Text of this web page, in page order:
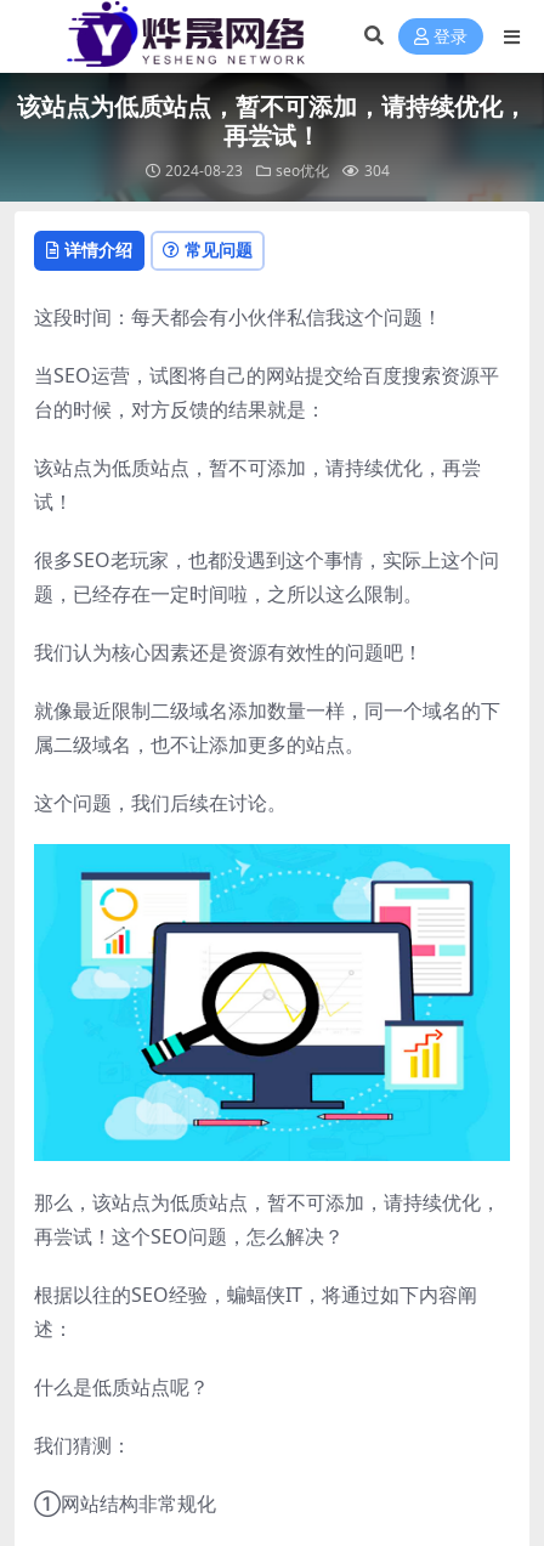
登录
该站点为低质站点，暂不可添加，请持续优化，
再尝试！
2024-08-23 seo优化 304
详情介绍 常见问题
这段时间：每天都会有小伙伴私信我这个问题！
当SEO运营，试图将自己的网站提交给百度搜索资源平
台的时候，对方反馈的结果就是：
该站点为低质站点，暂不可添加，请持续优化，再尝
试！
很多SEO老玩家，也都没遇到这个事情，实际上这个问
题，已经存在一定时间啦，之所以这么限制。
我们认为核心因素还是资源有效性的问题吧！
就像最近限制二级域名添加数量一样，同一个域名的下
属二级域名，也不让添加更多的站点。
这个问题，我们后续在讨论。
那么，该站点为低质站点，暂不可添加，请持续优化，
再尝试！这个SEO问题，怎么解决？
根据以往的SEO经验，蝙蝠侠IT，将通过如下内容阐
述：
什么是低质站点呢？
我们猜测：
①网站结构非常规化